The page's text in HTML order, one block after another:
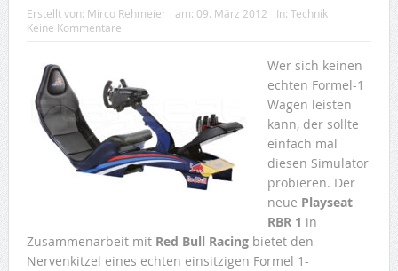
Erstellt von: Mirco Rehmeier am: 09. März 2012 In: Technik
Keine Kommentare
Wer sich keinen
echten Formel-1
Wagen leisten
kann, der sollte
einfach mal
diesen Simulator
probieren. Der
neue Playseat
RBR 1 in
Zusammenarbeit mit Red Bull Racingbietet den
Nervenkitzel eines echten einsitzigen Formel 1-